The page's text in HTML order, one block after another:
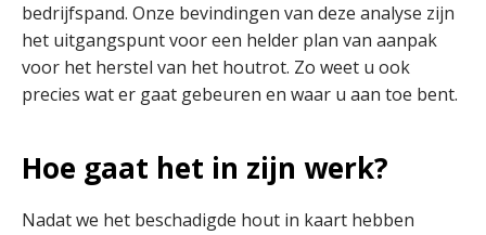
bedrijfspand. Onze bevindingen van deze analyse zijn
het uitgangspunt voor een helder plan van aanpak
voor het herstel van het houtrot. Zo weet u ook
precies wat er gaat gebeuren en waar u aan toe bent.
Hoe gaat het in zijn werk?
Nadat we het beschadigde hout in kaart hebben